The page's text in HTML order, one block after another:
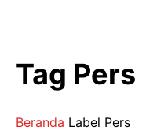
Tag Pers
Beranda Label Pers